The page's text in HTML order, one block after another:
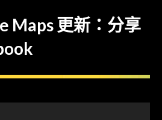
Maps 更新：分享